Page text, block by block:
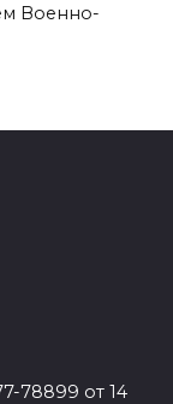
Военно-
78899 от 14